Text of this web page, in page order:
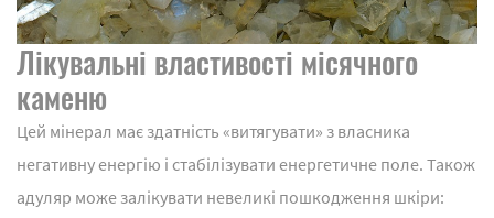
Лікувальні властивості місячного
каменю
Цей мінерал має здатність «витягувати» з власника
негативну енергію і стабілізувати енергетичне поле. Також
адуляр може залікувати невеликі пошкодження шкіри: